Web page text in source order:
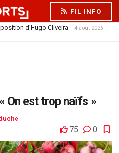
FIL INFO
d’Hugo Oliveira 4 août 2026
On est trop naïfs »
75 0